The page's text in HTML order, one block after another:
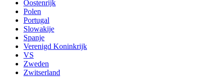
Oostenrijk
Polen
Portugal
Slowakije
Spanje
Verenigd Koninkrijk
VS
Zweden
Zwitserland